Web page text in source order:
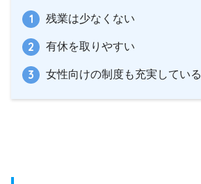
残業は少なくない
有休を取りやすい
女性向けの制度も充実している